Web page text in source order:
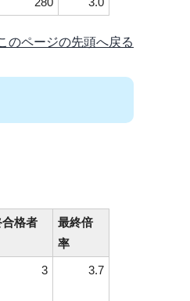
のページの先頭へ戻る
格者
最終倍
率
3 3.7